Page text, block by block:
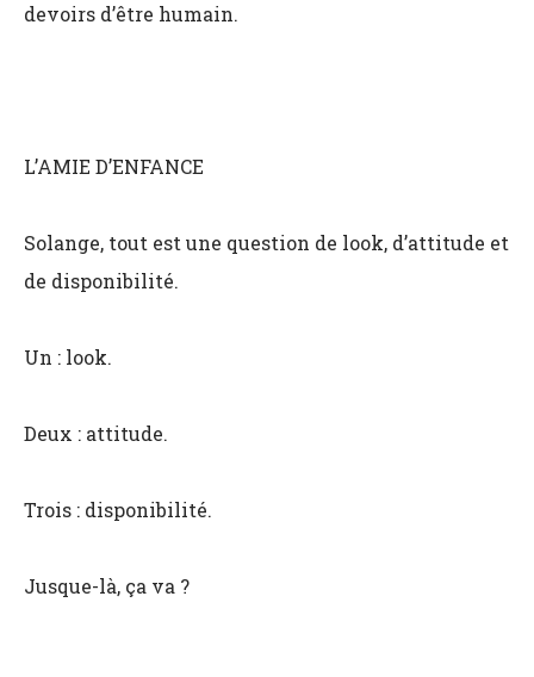
devoirs d’être humain.
L’AMIE D’ENFANCE
Solange, tout est une question de look, d’attitude et
de disponibilité.
Un : look.
Deux : attitude.
Trois : disponibilité.
Jusque-là, ça va ?